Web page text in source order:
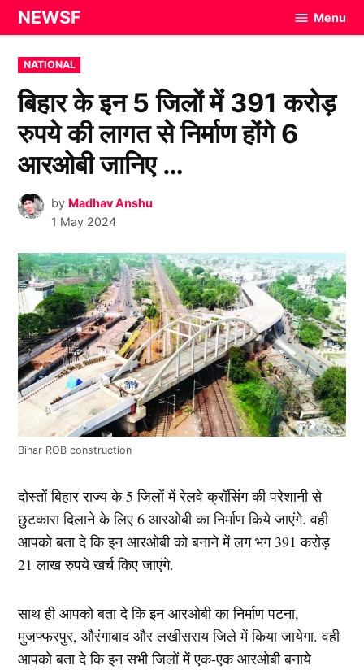
Skip
to
content
NEWSF Menu
POSTED
IN
NATIONAL
बिहार के इन 5 जिलों में 391 करोड़
रुपये की लागत से निर्माण होंगे 6
आरओबी जानिए …
by Madhav Anshu
1 May 2024
Bihar ROB construction
दोस्तों बिहार राज्य के 5 जिलों में रेलवे क्रॉसिंग की परेशानी से
छुटकारा दिलाने के लिए 6 आरओबी का निर्माण किये जाएंगे. वही
आपको बता दे कि इन आरओबी को बनाने में लग भग 391 करोड़
21 लाख रुपये खर्च किए जाएंगे.
साथ ही आपको बता दे कि इन आरओबी का निर्माण पटना,
मुजफ्फरपुर, औरंगाबाद और लखीसराय जिले में किया जायेगा. वही
आपको बता दे कि इन सभी जिलों में एक-एक आरओबी बनाये